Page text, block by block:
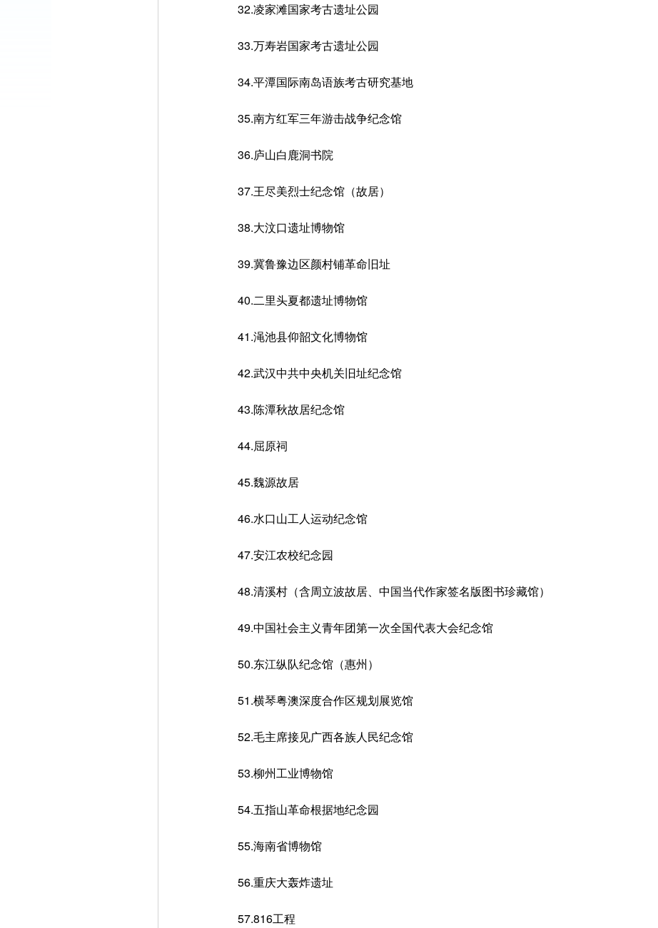
32.凌家滩国家考古遗址公园
33.万寿岩国家考古遗址公园
34.平潭国际南岛语族考古研究基地
35.南方红军三年游击战争纪念馆
36.庐山白鹿洞书院
37.王尽美烈士纪念馆（故居）
38.大汶口遗址博物馆
39.冀鲁豫边区颜村铺革命旧址
40.二里头夏都遗址博物馆
41.渑池县仰韶文化博物馆
42.武汉中共中央机关旧址纪念馆
43.陈潭秋故居纪念馆
44.屈原祠
45.魏源故居
46.水口山工人运动纪念馆
47.安江农校纪念园
48.清溪村（含周立波故居、中国当代作家签名版图书珍藏馆）
49.中国社会主义青年团第一次全国代表大会纪念馆
50.东江纵队纪念馆（惠州）
51.横琴粤澳深度合作区规划展览馆
52.毛主席接见广西各族人民纪念馆
53.柳州工业博物馆
54.五指山革命根据地纪念园
55.海南省博物馆
56.重庆大轰炸遗址
57.816工程